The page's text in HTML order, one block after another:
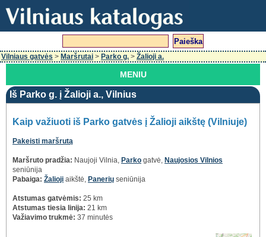
Vilniaus gatvės > Maršrutai > Parko g. > Žalioji a.
MENIU
Iš Parko g. į Žalioji a., Vilnius
Kaip važiuoti iš Parko gatvės į Žalioji aikštę (Vilniuje)
Pakeisti maršrutą
Maršruto pradžia: Naujoji Vilnia, Parko gatvė, Naujosios Vilnios
seniūnija
Pabaiga: Žalioji aikštė, Panerių seniūnija
Atstumas gatvėmis: 25 km
Atstumas tiesia linija: 21 km
Važiavimo trukmė: 37 minutės